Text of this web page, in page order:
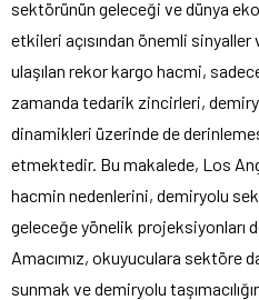
sektörünün geleceği ve dünya
etkileri açısından önemli
ulaşılan rekor kargo hacmi,
zamanda tedarik zincirleri,
dinamikleri üzerinde de
etmektedir. Bu makalede, Los
hacmin nedenlerini, demiryolu
geleceğe yönelik projeksiyonları
Amacımız, okuyuculara sektöre
sunmak ve demiryolu